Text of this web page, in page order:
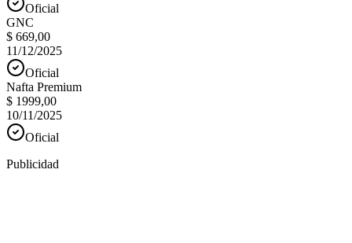
Oficial
GNC
$ 669,00
11/12/2025
Oficial
Nafta Premium
$ 1999,00
10/11/2025
Oficial
Publicidad